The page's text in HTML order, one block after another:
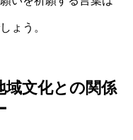
ょう。
域文化との関係